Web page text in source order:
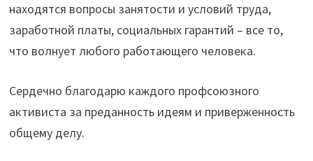
находятся вопросы занятости и условий труда,
заработной платы, социальных гарантий – все то,
что волнует любого работающего человека.
Сердечно благодарю каждого профсоюзного
активиста за преданность идеям и приверженность
общему делу.